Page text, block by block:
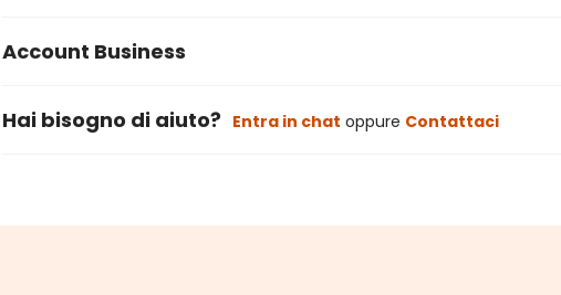
Account Business
Hai bisogno di aiuto? Entra in chat oppure Contattaci